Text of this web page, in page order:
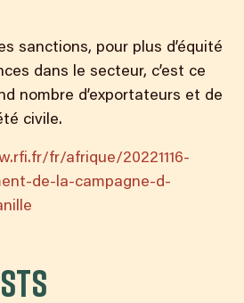
sanctions, pour plus d’équité
dans le secteur, c’est ce
nombre d’exportateurs et de
civile.
fr/afrique/20221116-
de-la-campagne-d-